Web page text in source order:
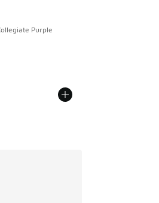
Purple
Prix en baisse de € 64,99 à